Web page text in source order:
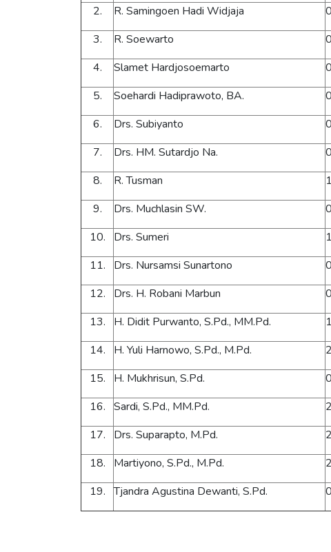
2.
R. Samingoen Hadi Widjaja
3.
R. Soewarto
4.
Slamet Hardjosoemarto
5.
Soehardi Hadiprawoto, BA.
6.
Drs. Subiyanto
7.
Drs. HM. Sutardjo Na.
8.
R. Tusman
9.
Drs. Muchlasin SW.
10.
Drs. Sumeri
11.
Drs. Nursamsi Sunartono
12.
Drs. H. Robani Marbun
13.
H. Didit Purwanto, S.Pd., MM.Pd.
14.
H. Yuli Harnowo, S.Pd., M.Pd.
15.
H. Mukhrisun, S.Pd.
16. Sardi, S.Pd., MM.Pd.
17.
Drs. Suparapto, M.Pd.
18.
Martiyono, S.Pd., M.Pd.
19. Tjandra Agustina Dewanti, S.Pd.